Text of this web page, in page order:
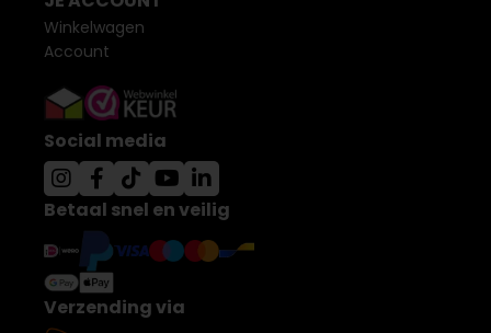
Winkelwagen
Account
Social media
Betaal snel en veilig
Verzending via